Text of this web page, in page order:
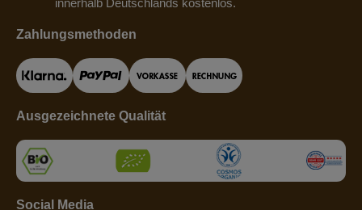
Zahlungsmethoden
Ausgezeichnete Qualität
Social Media